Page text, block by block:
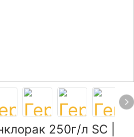
250г/л SC |